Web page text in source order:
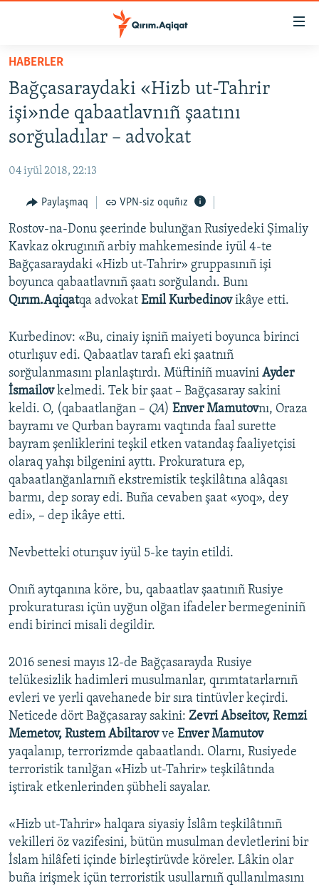
Esas
qaytmaq
Baş
navigatsiyağa
qaytmaq
Qıdıruvğa
qaytmaq
SİYASET
İQTİSADİYAT
MEDENİYET
İNSAN AQLARI
VİDEO
SÜRET
BLOGLAR
FİKİR
Русский
Українською
QOŞULIÑIZ!
RFE/RS bütün saytları
HABERLER
Bağçasaraydaki «Hizb ut-Tahrir
işi»nde qabaatlavnıñ şaatını
sorğuladılar – advokat
04 iyül 2018, 22:13
Paylaşmaq VPN-siz oquñız
Rostov-na-Donu şeerinde bulunğan Rusiyedeki Şimaliy
Kavkaz okrugınıñ arbiy mahkemesinde iyül 4-te
Bağçasaraydaki «Hizb ut-Tahrir» gruppasınıñ işi
boyunca qabaatlavnıñ şaatı sorğulandı. Bunı
Qırım.Aqiqatqa advokat Emil Kurbedinovikâye etti.
Kurbedinov: «Bu, cinaiy işniñ maiyeti boyunca birinci
oturlışuv edi. Qabaatlav tarafı eki şaatnıñ
sorğulanmasını planlaştırdı. Müftiniñ muavini Ayder
İsmailovkelmedi. Tek bir şaat – Bağçasaray sakini
keldi. O, (qabaatlanğan – QA) Enver Mamutovnı, Oraza
bayramı ve Qurban bayramı vaqtında faal surette
bayram şenliklerini teşkil etken vatandaş faaliyetçisi
olaraq yahşı bilgenini ayttı. Prokuratura ep,
qabaatlanğanlarnıñ ekstremistik teşkilâtına alâqası
barmı, dep soray edi. Buña cevaben şaat «yoq», dey
edi», – dep ikâye etti.
Nevbetteki oturışuv iyül 5-ke tayin etildi.
Onıñ aytqanına köre, bu, qabaatlav şaatınıñ Rusiye
prokuraturası içün uyğun olğan ifadeler bermegeniniñ
endi birinci misali degildir.
2016 senesi mayıs 12-de Bağçasarayda Rusiye
telükesizlik hadimleri musulmanlar, qırımtatarlarnıñ
evleri ve yerli qavehanede bir sıra tintüvler keçirdi.
Neticede dört Bağçasaray sakini: Zevri Abseitov, Remzi
Memetov, Rustem Abiltarovve Enver Mamutov
yaqalanıp, terrorizmde qabaatlandı. Olarnı, Rusiyede
terroristik tanılğan «Hizb ut-Tahrir» teşkilâtında
iştirak etkenlerinden şübheli sayalar.
«Hizb ut-Tahrir» halqara siyasiy İslâm teşkilâtınıñ
vekilleri öz vazifesini, bütün musulman devletlerini bir
İslam hilâfeti içinde birleştirüvde köreler. Lâkin olar
buña irişmek içün terroristik usullarnıñ qullanılmasını